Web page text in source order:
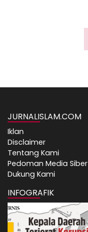
JURNALISLAM.COM
Iklan
Disclaimer
Tentang Kami
Pedoman Media Siber
Dukung Kami
INFOGRAFIK